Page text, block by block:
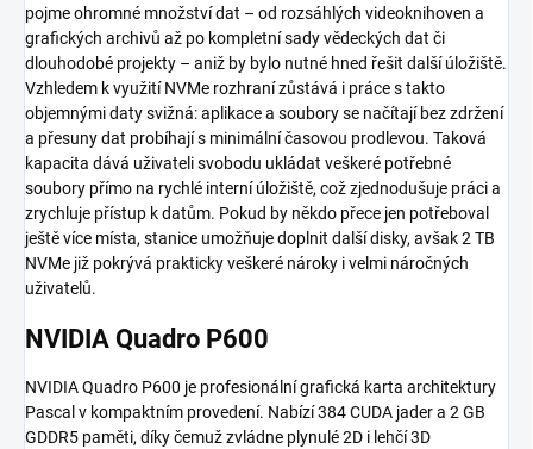
pojme ohromné množství dat – od rozsáhlých videoknihoven a
grafických archivů až po kompletní sady vědeckých dat či
dlouhodobé projekty – aniž by bylo nutné hned řešit další úložiště.
Vzhledem k využití NVMe rozhraní zůstává i práce s takto
objemnými daty svižná: aplikace a soubory se načítají bez zdržení
a přesuny dat probíhají s minimální časovou prodlevou. Taková
kapacita dává uživateli svobodu ukládat veškeré potřebné
soubory přímo na rychlé interní úložiště, což zjednodušuje práci a
zrychluje přístup k datům. Pokud by někdo přece jen potřeboval
ještě více místa, stanice umožňuje doplnit další disky, avšak 2 TB
NVMe již pokrývá prakticky veškeré nároky i velmi náročných
uživatelů.
NVIDIA Quadro P600
NVIDIA Quadro P600 je profesionální grafická karta architektury
Pascal v kompaktním provedení. Nabízí 384 CUDA jader a 2 GB
GDDR5 paměti, díky čemuž zvládne plynulé 2D i lehčí 3D